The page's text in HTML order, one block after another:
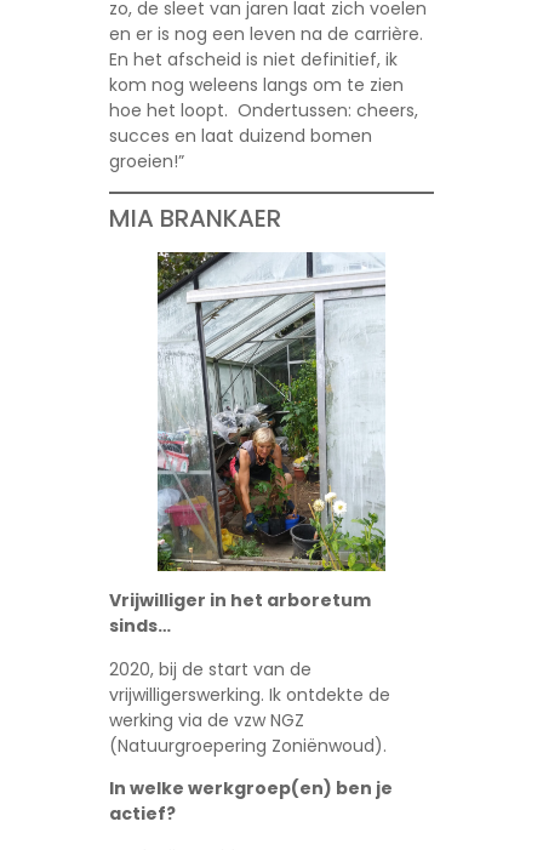
zo, de sleet van jaren laat zich voelen
en er is nog een leven na de carrière.
En het afscheid is niet definitief, ik
kom nog weleens langs om te zien
hoe het loopt. Ondertussen: cheers,
succes en laat duizend bomen
groeien!”
MIA BRANKAER
Vrijwilliger in het arboretum
sinds…
2020, bij de start van de
vrijwilligerswerking. Ik ontdekte de
werking via de vzw NGZ
(Natuurgroepering Zoniënwoud).
In welke werkgroep(en) ben je
actief?